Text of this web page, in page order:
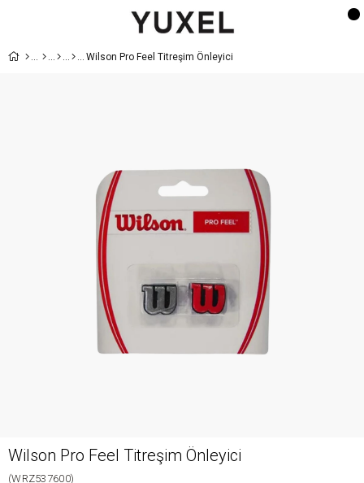
Wilson Pro Feel Titreşim Önleyici
Wilson Pro Feel Titreşim Önleyici
(WRZ537600)